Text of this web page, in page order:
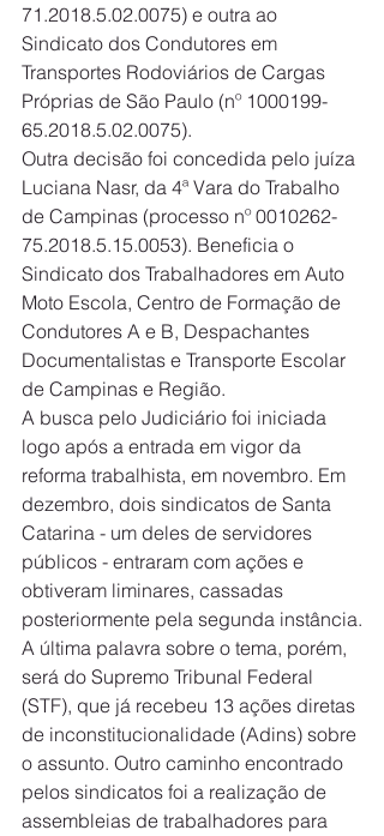
71.2018.5.02.0075) e outra ao
Sindicato dos Condutores em
Transportes Rodoviários de Cargas
Próprias de São Paulo (nº 1000199-
65.2018.5.02.0075).
Outra decisão foi concedida pelo juíza
Luciana Nasr, da 4ª Vara do Trabalho
de Campinas (processo nº 0010262-
75.2018.5.15.0053). Beneficia o
Sindicato dos Trabalhadores em Auto
Moto Escola, Centro de Formação de
Condutores A e B, Despachantes
Documentalistas e Transporte Escolar
de Campinas e Região.
A busca pelo Judiciário foi iniciada
logo após a entrada em vigor da
reforma trabalhista, em novembro. Em
dezembro, dois sindicatos de Santa
Catarina - um deles de servidores
públicos - entraram com ações e
obtiveram liminares, cassadas
posteriormente pela segunda instância.
A última palavra sobre o tema, porém,
será do Supremo Tribunal Federal
(STF), que já recebeu 13 ações diretas
de inconstitucionalidade (Adins) sobre
o assunto. Outro caminho encontrado
pelos sindicatos foi a realização de
assembleias de trabalhadores para